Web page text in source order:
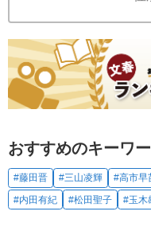
おすすめのキーワ
#藤田晋 #三山凌輝 #高市早
#内田有紀
#松田聖子 #玉木